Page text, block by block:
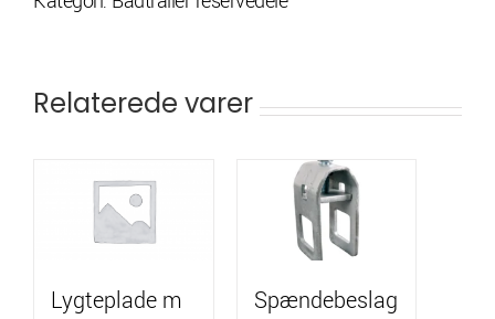
Relaterede varer
Lygteplade m
Spændebeslag